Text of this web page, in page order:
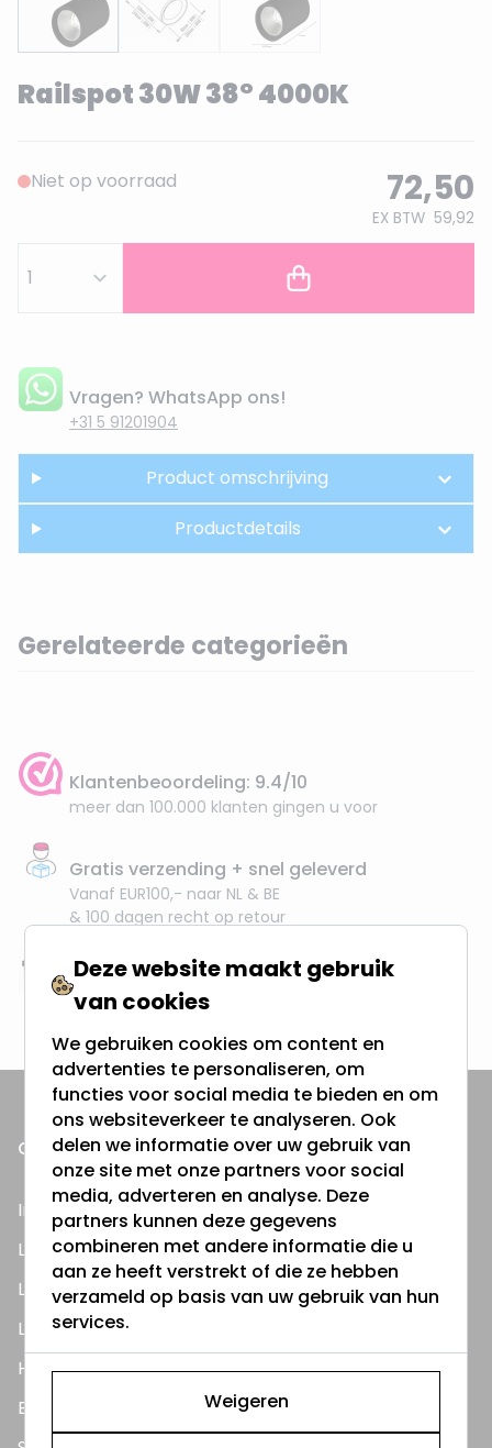
Railspot 30W 38° 4000K
Niet op voorraad 72,50
EX BTW 59,92
Vragen? WhatsApp ons!
+31 5 91201904
Product omschrijving
Productdetails
Gerelateerde categorieën
Klantenbeoordeling: 9.4/10
meer dan 100.000 klanten gingen u voor
Gratis verzending + snel geleverd
Vanaf EUR100,- naar NL & BE
& 100 dagen recht op retour
Altijd uit eigen voorraad
3000m2 - 60.000+ Producten
ONZE PRODUCTEN
Inbouwspots
LED Lampen
LED TL Buizen
LED Panelen
Highbay's / Ufo's
Bouwlampen
Deze website maakt gebruik
van cookies
We gebruiken cookies om content en
advertenties te personaliseren, om
functies voor social media te bieden en om
ons websiteverkeer te analyseren. Ook
delen we informatie over uw gebruik van
onze site met onze partners voor social
media, adverteren en analyse. Deze
partners kunnen deze gegevens
combineren met andere informatie die u
aan ze heeft verstrekt of die ze hebben
verzameld op basis van uw gebruik van hun
services.
Weigeren